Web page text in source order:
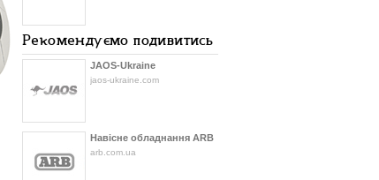
Рекомендуємо подивитись
JAOS-Ukraine
jaos-ukraine.com
Навісне обладнання ARB
arb.com.ua